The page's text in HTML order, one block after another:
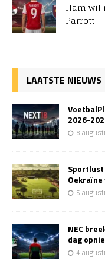
Ham wil
Parrott
LAATSTE NIEUWS
2026-
6
5
NEC
dag
4